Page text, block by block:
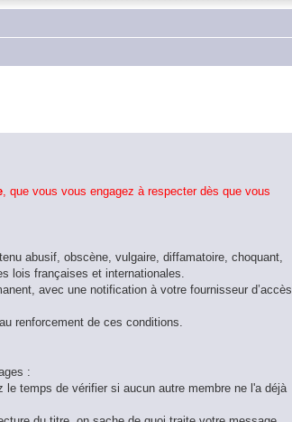
, que vous vous engagez à respecter dès que vous
abusif, obscène, vulgaire, diffamatoire, choquant,
lois françaises et internationales.
avec une notification à votre fournisseur
renforcement de ces conditions.
:
temps de vérifier si aucun autre membre ne l'a déjà